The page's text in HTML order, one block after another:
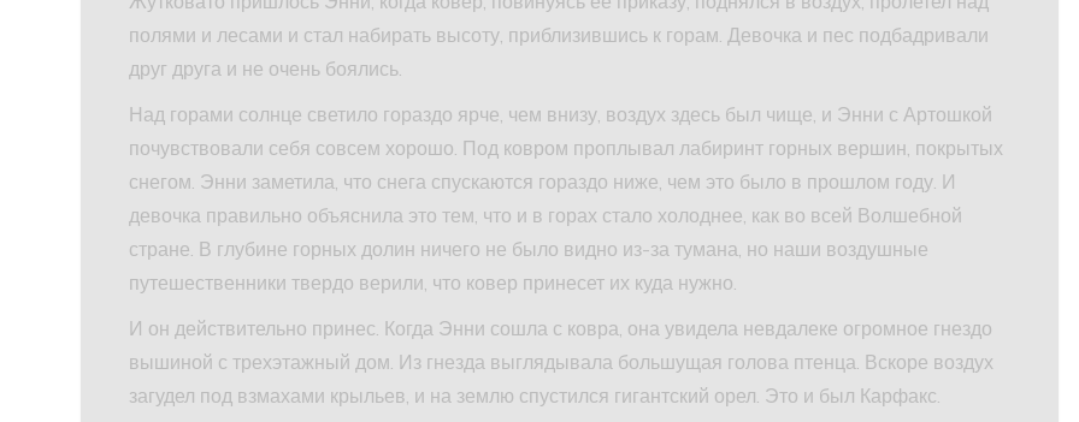
полями и лесами и стал набирать высоту, приблизившись к горам. Девочка и пес подбадривали
друг друга и не очень боялись.
Над горами солнце светило гораздо ярче, чем внизу, воздух здесь был чище, и Энни с Артошкой
почувствовали себя совсем хорошо. Под ковром проплывал лабиринт горных вершин, покрытых
снегом. Энни заметила, что снега спускаются гораздо ниже, чем это было в прошлом году. И
девочка правильно объяснила это тем, что и в горах стало холоднее, как во всей Волшебной
стране. В глубине горных долин ничего не было видно из-за тумана, но наши воздушные
путешественники твердо верили, что ковер принесет их куда нужно.
И он действительно принес. Когда Энни сошла с ковра, она увидела невдалеке огромное гнездо
вышиной с трехэтажный дом. Из гнезда выглядывала большущая голова птенца. Вскоре воздух
загудел под взмахами крыльев, и на землю спустился гигантский орел. Это и был Карфакс.